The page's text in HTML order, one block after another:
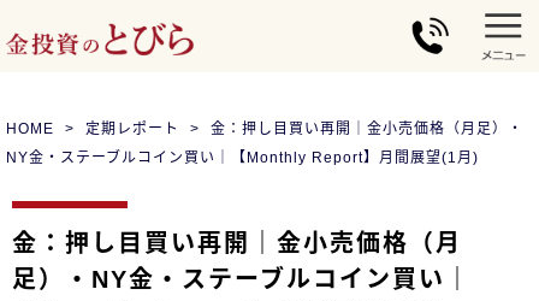
HOME 定期レポート
金：押し目買い再開｜金小売価格（月足）・
NY金・ステーブルコイン買い｜【Monthly Report】月間展望(1月)
金：押し目買い再開｜金小売価格（月
足）・NY金・ステーブルコイン買い｜